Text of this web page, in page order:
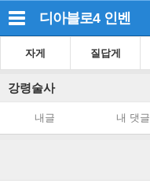
디아블로4 인벤
자게 질답게
강령술사
내글 내 댓글